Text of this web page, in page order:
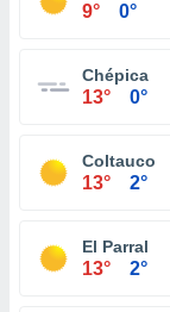
9° 0°
Chépica
13° 0°
Coltauco
13° 2°
El Parral
13° 2°